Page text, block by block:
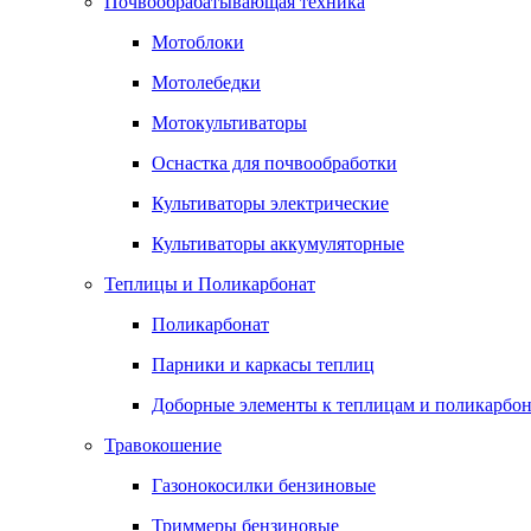
Мотоблоки
Мотолебедки
Мотокультиваторы
Оснастка для почвообработки
Культиваторы электрические
Культиваторы аккумуляторные
Теплицы и Поликарбонат
Поликарбонат
Парники и каркасы теплиц
Доборные элементы к теплицам и
Травокошение
Газонокосилки бензиновые
Триммеры бензиновые